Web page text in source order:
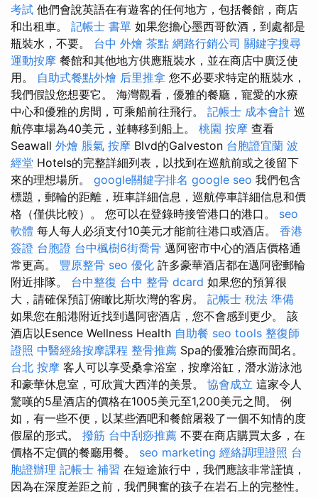
考試 他們會說英語在有遊客的任何地方，包括餐館，商店
和出租車。 記帳士 書單 如果您擔心墨西哥飲酒，到處都是
瓶裝水，不要。 台中 外燴 茶點 網路行銷公司 關鍵字搜尋
運動按摩 餐館和其他地方供應瓶裝水，並在商店中廣泛使
用。 自助式餐點外燴 后里推拿 您不必要求特定的瓶裝水，
我們假設您想要它。 海灣觀看，優雅的餐廳，寵愛的水療
中心和優雅的房間，可乘船前往飛行。 記帳士 成本會計 巡
航停車場為40美元，並轉移到船上。 桃園 按摩 查看
Seawall 外燴 脹氣 按摩 Blvd的Galveston 台胞證宜蘭 波
經堂 Hotels的完整詳細列表，以找到在巡航前或之後留下
來的理想場所。 google關鍵字排名 google seo 我們包含
標題，郵輪的距離，班車詳細信息，巡航停車詳細信息和價
格（僅供比較）。 您可以在登錄時接管港口的港口。 seo
軟體 每人每人必須支付10美元才能前往港口或酒店。 香港
簽證 台胞證 台中楓樹6街喬骨 邁阿密市中心的酒店價格通
常更高。 豐原整骨 seo 優化 許多豪華酒店都在邁阿密郵輪
附近排隊。 台中整復 台中 整骨 dcard 如果您的預算很
大，請確保預訂俯瞰比斯坎灣的客房。 記帳士 稅法 準備
如果您在船港附近找到邁阿密酒店，您不會感到更少。 該
酒店以Esence Wellness Health 自助餐 seo tools 整復師
證照 中醫經絡按摩課程 整骨推薦 Spa的優雅治療而聞名。
台北 按摩 客人可以享受桑拿浴室，按摩浴缸，潛水游泳池
和豪華休息室，可欣賞大西洋的美景。 協會成立 這家令人
驚嘆的5星酒店的價格在1005美元至1,200美元之間。 例
如，有一些不便，以某些酒吧和餐館屠殺了一個不知情的度
假屋的形式。 撥筋 台中刮痧推薦 不要在商店購買太多，在
價格不定價的餐廳用餐。 seo marketing 經絡調理證照 台
胞證辦理 記帳士 補習 在短途旅行中，我們應該非常謹慎，
因為在深度差距之前，我們興奮的孩子在岩石上的完整性。